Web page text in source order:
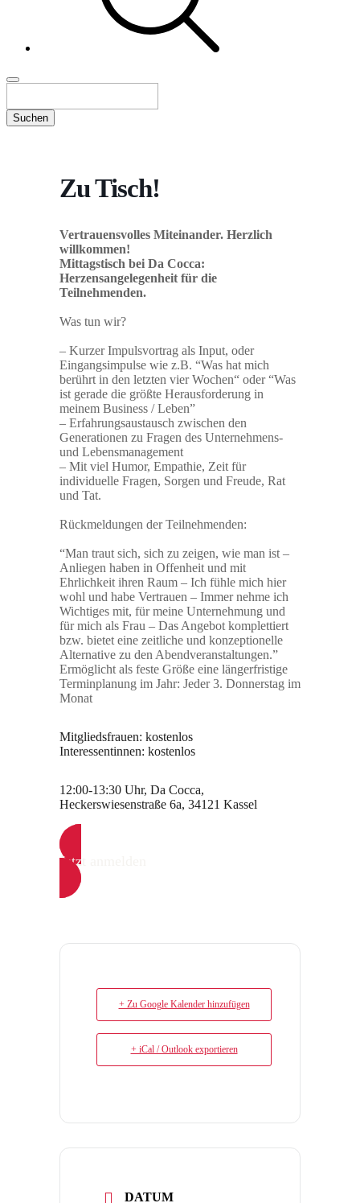
Suchen
Zu Tisch!
Vertrauensvolles Miteinander. Herzlich
willkommen!
Mittagstisch bei Da Cocca:
Herzensangelegenheit für die
Teilnehmenden.
Was tun wir?
– Kurzer Impulsvortrag als Input, oder
Eingangsimpulse wie z.B. “Was hat mich
berührt in den letzten vier Wochen“ oder “Was
ist gerade die größte Herausforderung in
meinem Business / Leben”
– Erfahrungsaustausch zwischen den
Generationen zu Fragen des Unternehmens-
und Lebensmanagement
– Mit viel Humor, Empathie, Zeit für
individuelle Fragen, Sorgen und Freude, Rat
und Tat.
Rückmeldungen der Teilnehmenden:
“Man traut sich, sich zu zeigen, wie man ist –
Anliegen haben in Offenheit und mit
Ehrlichkeit ihren Raum – Ich fühle mich hier
wohl und habe Vertrauen – Immer nehme ich
Wichtiges mit, für meine Unternehmung und
für mich als Frau – Das Angebot komplettiert
bzw. bietet eine zeitliche und konzeptionelle
Alternative zu den Abendveranstaltungen.”
Ermöglicht als feste Größe eine längerfristige
Terminplanung im Jahr: Jeder 3. Donnerstag im
Monat
Mitgliedsfrauen: kostenlos
Interessentinnen: kostenlos
12:00-13:30 Uhr, Da Cocca,
Heckerswiesenstraße 6a, 34121 Kassel
Jetzt anmelden
+ Zu Google Kalender hinzufügen
+ iCal / Outlook exportieren
DATUM